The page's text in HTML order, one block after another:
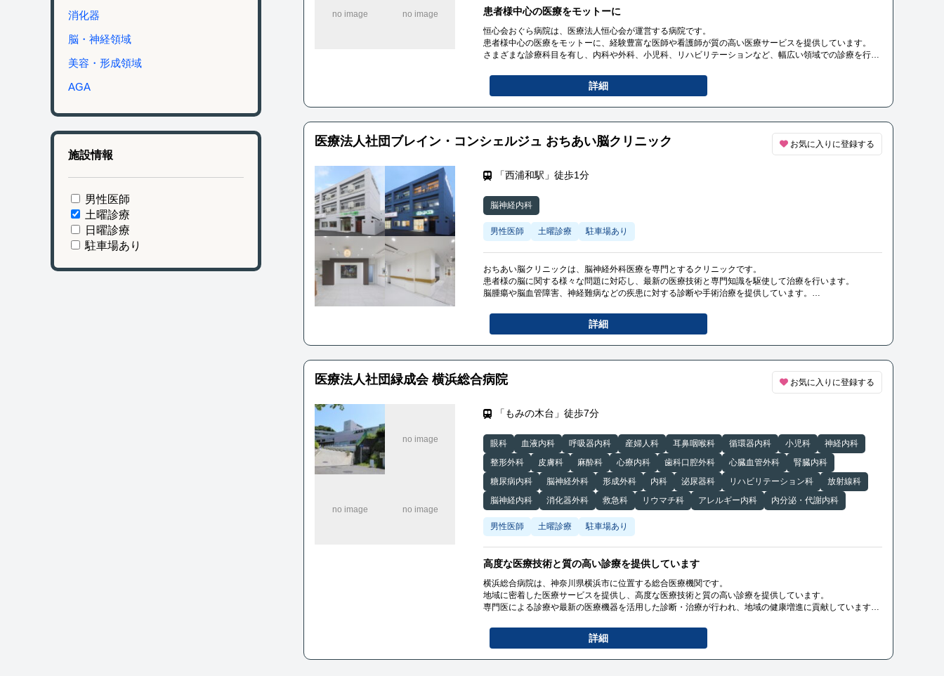
消化器
脳・神経領域
美容・形成領域
AGA
施設情報
男性医師
土曜診療
日曜診療
駐車場あり
患者様中心の医療をモットーに
恒心会おぐら病院は、医療法人恒心会が運営する病院です。
患者様中心の医療をモットーに、経験豊富な医師や看護師が質の高い医療サービスを提供しています。
さまざまな診療科目を有し、内科や外科、小児科、リハビリテーションなど、幅広い領域での診療を行っ
詳細
医療法人社団ブレイン・コンシェルジュ おちあい脳クリニック お気に入りに登録する
「西浦和駅」徒歩1分
脳神経内科
男性医師 土曜診療 駐車場あり
おちあい脳クリニックは、脳神経外科医療を専門とするクリニックです。
患者様の脳に関する様々な問題に対応し、最新の医療技術と専門知識を駆使して治療を行います。
脳腫瘍や脳血管障害、神経難病などの疾患に対する診断や手術治療を提供しています。
います。
詳細
医療法人社団緑成会 横浜総合病院 お気に入りに登録する
「もみの木台」徒歩7分
眼科 血液内科 呼吸器内科 産婦人科 耳鼻咽喉科 循環器内科 小児科
神経内科
整形外科
皮膚科 麻酔科 心療内科 歯科口腔外科 心臓血管外科
腎臓内科
糖尿病内科
脳神経外科 形成外科 内科 泌尿器科 リハビリテーション科
放射線科
脳神経内科
消化器外科 救急科 リウマチ科 アレルギー内科 内分泌・代謝内科
男性医師 土曜診療 駐車場あり
高度な医療技術と質の高い診療を提供しています
横浜総合病院は、神奈川県横浜市に位置する総合医療機関です。
地域に密着した医療サービスを提供し、高度な医療技術と質の高い診療を提供しています。
専門医による診療や最新の医療機器を活用した診断・治療が行われ、地域の健康増進に貢献しています。
える体制が整っています。
詳細